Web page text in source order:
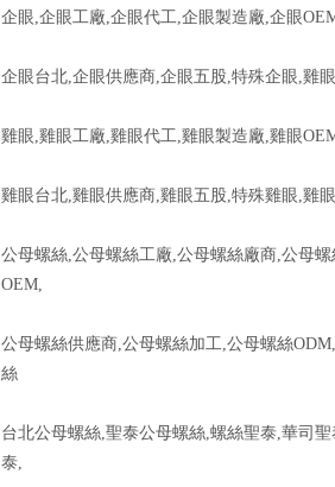
企眼,企眼工廠,企眼代工,企眼製造廠,企眼
企眼台北,企眼供應商,企眼五股,特殊企眼,雞眼
雞眼,雞眼工廠,雞眼代工,雞眼製造廠,雞眼
雞眼台北,雞眼供應商,雞眼五股,特殊雞眼,雞眼
公母螺絲,公母螺絲工廠,公母螺絲廠商,公母
OEM,
公母螺絲供應商,公母螺絲加工,公母螺絲
絲
台北公母螺絲,聖泰公母螺絲,螺絲聖泰,華司
泰,